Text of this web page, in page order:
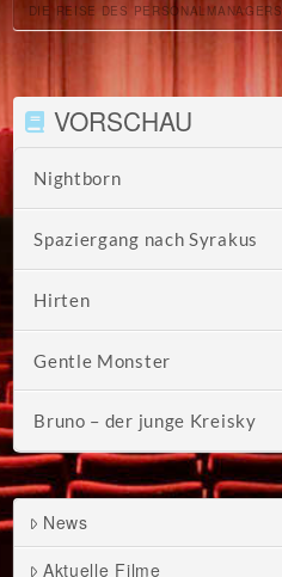
DIE REISE DES PERSONALMANAGERS
VORSCHAU
Nightborn
Spaziergang nach Syrakus
Hirten
Gentle Monster
Bruno – der junge Kreisky
News
Aktuelle Filme